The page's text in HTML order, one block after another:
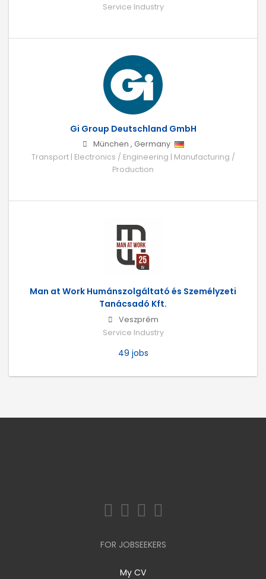
Service Industry
Gi Group Deutschland GmbH
München , Germany
Transport | Electronics / Engineering | Manufacturing /
Production
Man at Work Humánszolgáltató és Személyzeti
Tanácsadó Kft.
Veszprém
Service Industry
49 jobs
FOR JOBSEEKERS
My CV